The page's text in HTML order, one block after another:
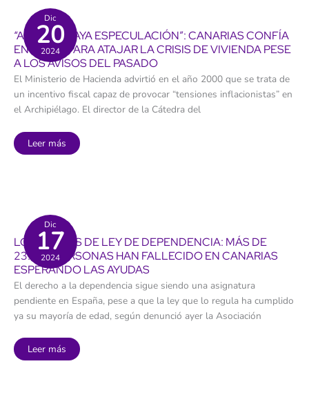
plan
para
incentivar
«turismo
azul»
Dic
20
2024
“AUNQUE HAYA ESPECULACIÓN”: CANARIAS CONFÍA
EN LA RIC PARA ATAJAR LA CRISIS DE VIVIENDA PESE
A LOS AVISOS DEL PASADO
El Ministerio de Hacienda advirtió en el año 2000 que se trata de
un incentivo fiscal capaz de provocar “tensiones inflacionistas” en
el Archipiélago. El director de la Cátedra del
“Aunque
para
atajar
la
crisis
vivienda
pese
a
los
avisos
del
pasado
Leer más
Dic
17
2024
LOS 18 AÑOS DE LEY DE DEPENDENCIA: MÁS DE
23.300 PERSONAS HAN FALLECIDO EN CANARIAS
ESPERANDO LAS AYUDAS
El derecho a la dependencia sigue siendo una asignatura
pendiente en España, pese a que la ley que lo regula ha cumplido
ya su mayoría de edad, según denunció ayer la Asociación
Los
18
Leer más